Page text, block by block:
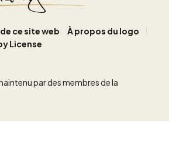
ce site web
À propos du logo
License
par des membres de la